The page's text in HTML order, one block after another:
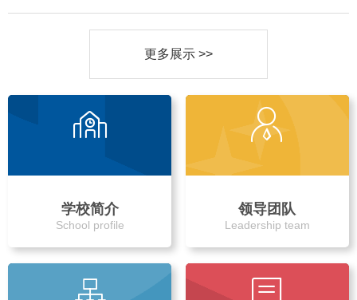
更多展示 >>
学校简介
School profile
领导团队
Leadership team